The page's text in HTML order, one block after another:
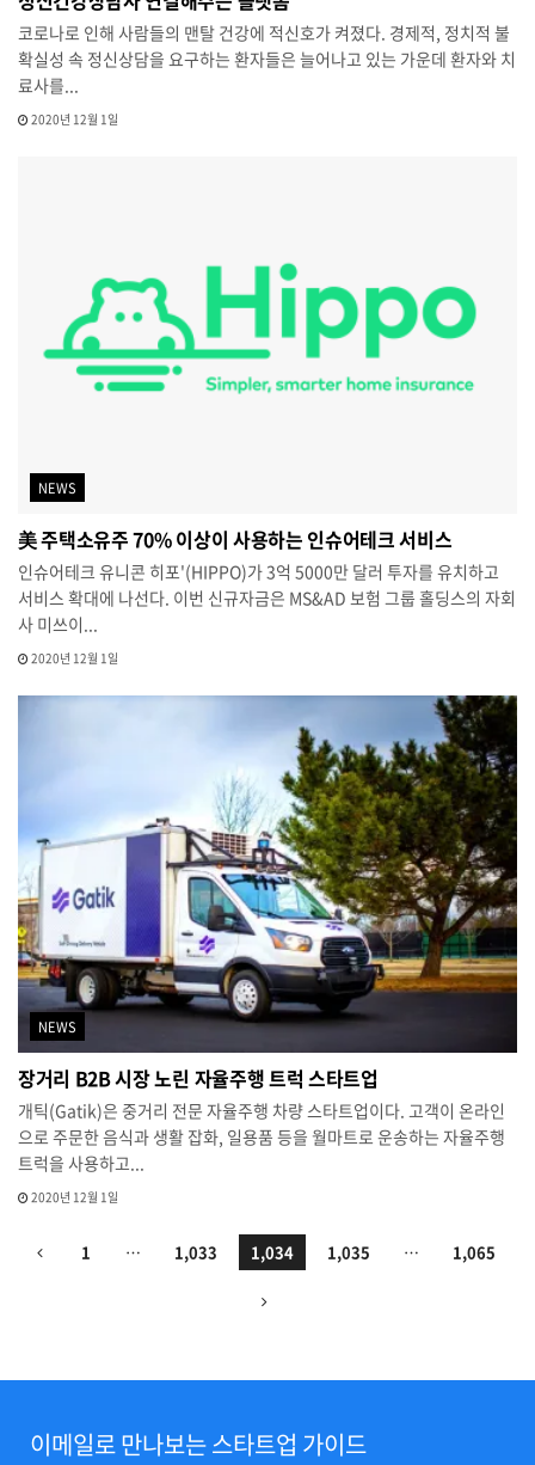
코로나로 인해 사람들의 맨탈 건강에 적신호가 켜졌다. 경제적, 정치적 불
확실성 속 정신상담을 요구하는 환자들은 늘어나고 있는 가운데 환자와 치
료사를...
2020년 12월 1일
NEWS
美 주택소유주 70% 이상이 사용하는 인슈어테크 서비스
인슈어테크 유니콘 히포'(HIPPO)가 3억 5000만 달러 투자를 유치하고
서비스 확대에 나선다. 이번 신규자금은 MS&AD 보험 그룹 홀딩스의 자회
사 미쓰이...
2020년 12월 1일
NEWS
장거리 B2B 시장 노린 자율주행 트럭 스타트업
개틱(Gatik)은 중거리 전문 자율주행 차량 스타트업이다. 고객이 온라인
으로 주문한 음식과 생활 잡화, 일용품 등을 월마트로 운송하는 자율주행
트럭을 사용하고...
2020년 12월 1일
1 … 1,033 1,034 1,035 … 1,065
이메일로 만나보는 스타트업 가이드